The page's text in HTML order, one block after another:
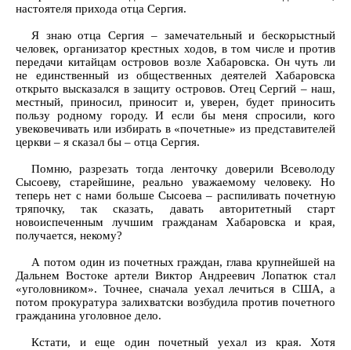
настоятеля прихода отца Сергия.
Я знаю отца Сергия – замечательный и бескорыстный
человек, организатор крестных ходов, в том числе и против
передачи китайцам островов возле Хабаровска. Он чуть ли
не единственный из общественных деятелей Хабаровска
открыто высказался в защиту островов. Отец Сергий – наш,
местный, приносил, приносит и, уверен, будет приносить
пользу родному городу. И если бы меня спросили, кого
увековечивать или избирать в «почетные» из представителей
церкви – я сказал бы – отца Сергия.
Помню, разрезать тогда ленточку доверили Всеволоду
Сысоеву, старейшине, реально уважаемому человеку. Но
теперь нет с нами больше Сысоева – распиливать почетную
тряпочку, так сказать, давать авторитетный старт
новоиспеченным лучшим гражданам Хабаровска и края,
получается, некому?
А потом один из почетных граждан, глава крупнейшей на
Дальнем Востоке артели Виктор Андреевич Лопатюк стал
«уголовником». Точнее, сначала уехал лечиться в США, а
потом прокуратура залихватски возбудила против почетного
гражданина уголовное дело.
Кстати, и еще один почетный уехал из края. Хотя